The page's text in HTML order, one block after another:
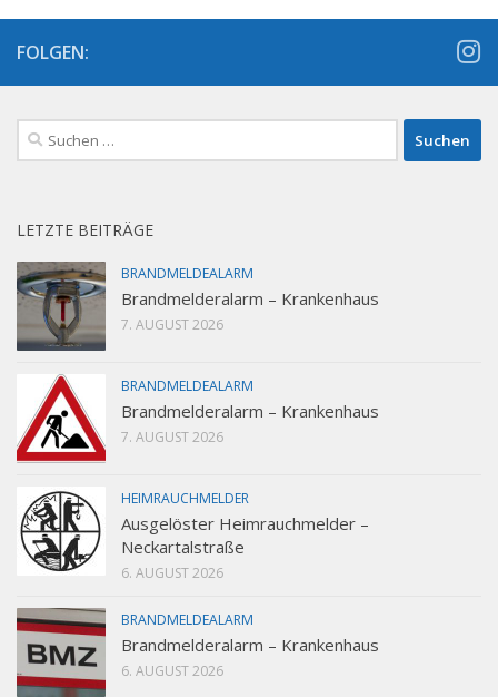
FOLGEN:
Suchen
nach:
LETZTE BEITRÄGE
BRANDMELDEALARM
Brandmelderalarm – Krankenhaus
7. AUGUST 2026
BRANDMELDEALARM
Brandmelderalarm – Krankenhaus
7. AUGUST 2026
HEIMRAUCHMELDER
Ausgelöster Heimrauchmelder –
Neckartalstraße
6. AUGUST 2026
BRANDMELDEALARM
Brandmelderalarm – Krankenhaus
6. AUGUST 2026